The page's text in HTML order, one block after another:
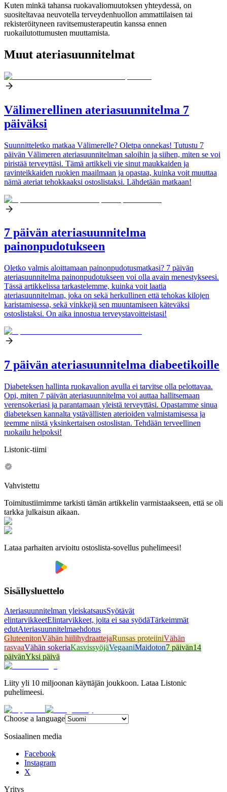
Kuten minkä tahansa ruokavaliomuutoksen yhteydessä, on
suositeltavaa neuvotella terveydenhuollon ammattilaisen tai
rekisteröityneen ravitsemusterapeutin kanssa ennen
ruokailutottumusten muuttamista.
Muut ateriasuunnitelmat
Välimerellinen ateriasuunnitelma 7
päiväksi
Suunnitteletko matkaa Välimerelle? Oletpa onnekas! Tutustu 7
päivän Välimeren ateriasuunnitelman saloihin ja siihen, miten se voi
piristää terveyttäsi. Tämä artikkeli vie sinut maukkaiden ja
ravinteikkaiden ruokien maailmaan ja opastaa, kuinka voit muuttaa
nämä ateriat tehokkaaksi ostoslistaksi. Lähdetään matkaan!
7 päivän ateriasuunnitelma
painonpudotukseen
Oletko valmis aloittamaan painonpudotusmatkasi? 7 päivän
ateriasuunnitelma painonpudotukseen voi olla avain menestykseesi.
Tässä artikkelissa tarkastelemme, kuinka voit laatia
ateriasuunnitelman, joka on sekä herkullinen että tehokas kilojen
karistamisessa, sekä vinkkejä sen muuntamiseen käteväksi
ostoslistaksi. On aika innostua terveystavoitteistasi!
7 päivän ateriasuunnitelma diabeetikoille
Diabeteksen hallinta ruokavalion avulla ei tarvitse olla pelottavaa.
Opi, miten 7 päivän ateriasuunnitelma voi auttaa hallitsemaan
verensokeriasi ja parantamaan yleistä terveyttäsi. Opastamme sinua
diabeteksen kannalta ystävällisten aterioiden valmistamisessa ja
teemme niistä yksinkertaisen ostoslistan. Tehdään terveellinen
ruokailu helpoksi!
Listonic-tiimi
Vahvistettu
Toimitustiimimme tarkisti tämän artikkelin varmistaakseen, että se oli
tarkka julkaisun aikaan.
Lataa parhaiten arvioitu ostoslista-sovellus puhelimeesi!
Sisällysluettelo
Ateriasuunnitelman yleiskatsausSyötävät
elintarvikkeetElintarvikkeet, joita ei saa syödäTärkeimmät
edutAteriasuunnitelmaehdotus
GluteenitonVähän hiilihydraattejaRunsas proteiiniVähän
rasvaaVähän sokeriaKasvissyöjäVegaaniMaidoton7 päivän14
päivänYksi päivä
Liity yli 10 miljoonan käyttäjän joukkoon. Lataa Listonic
puhelimeesi.
Choose a language
Sosiaalinen media
Facebook
Instagram
X
Yritys